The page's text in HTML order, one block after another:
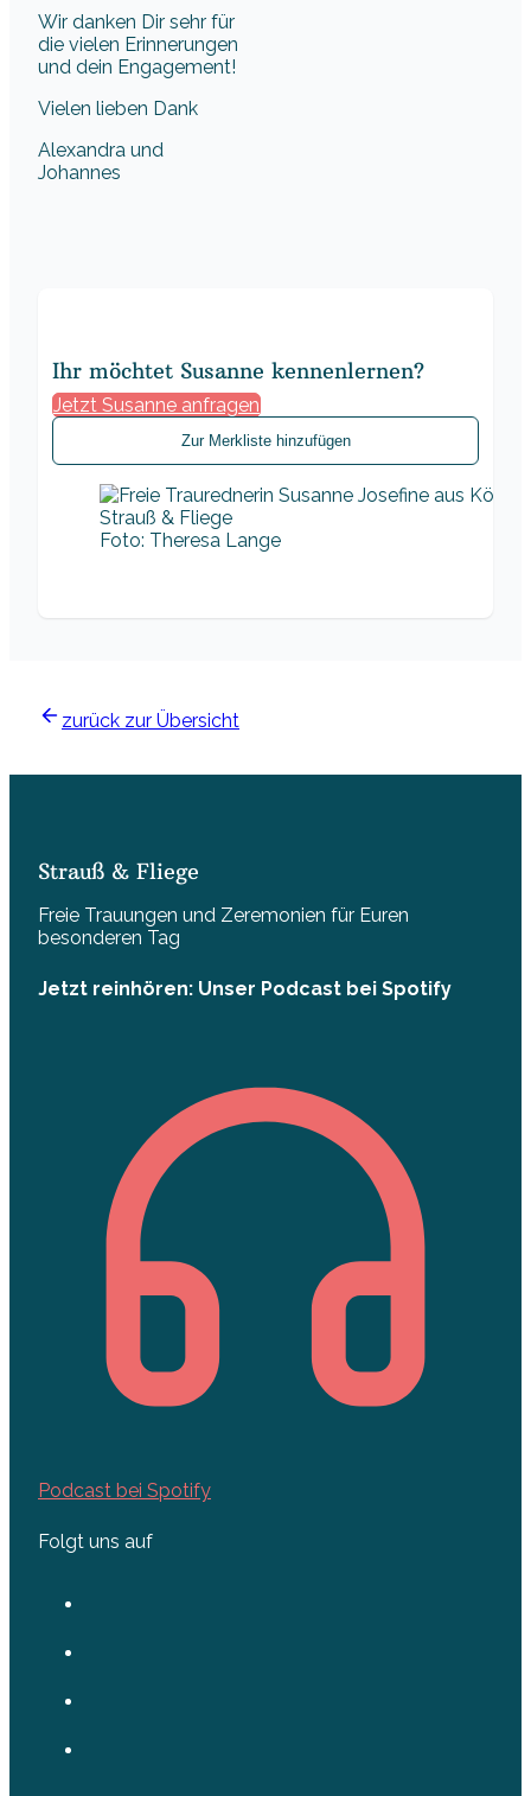
Wir danken Dir sehr für
die vielen Erinnerungen
und dein Engagement!
Vielen lieben Dank
Alexandra und
Johannes
Ihr möchtet Susanne kennenlernen?
Jetzt Susanne anfragen
Zur Merkliste hinzufügen
Foto: Theresa Lange
zurück zur Übersicht
Strauß & Fliege
Freie Trauungen und Zeremonien für Euren
besonderen Tag
Jetzt reinhören: Unser Podcast bei Spotify
Podcast bei Spotify
Folgt uns auf